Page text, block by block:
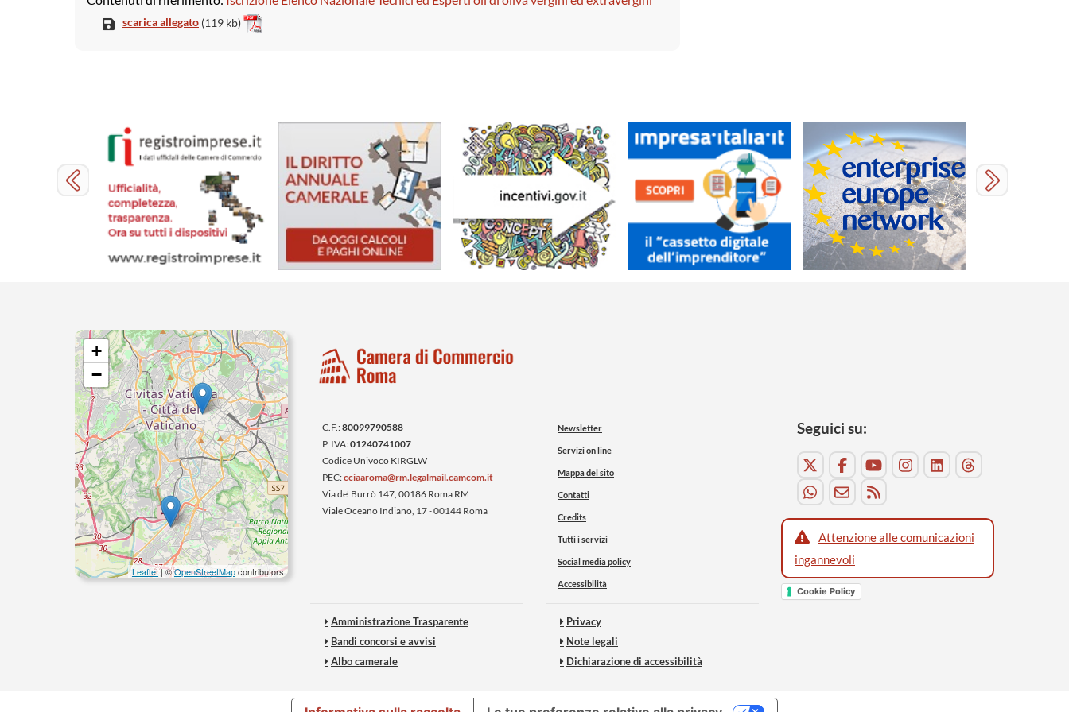
scarica allegato (119 kb)
+
−
Leaflet| ©OpenStreetMapcontributors
C.F.:80099790588
P. IVA:01240741007
Codice Univoco KIRGLW
PEC:cciaaroma@rm.legalmail.camcom.it
Via de' Burrò 147, 00186 Roma RM
Viale Oceano Indiano, 17 - 00144 Roma
Newsletter
Servizi on line
Mappa del sito
Contatti
Credits
Tutti i servizi
Social media policy
Accessibilità
Seguici su:
Attenzione alle comunicazioni
ingannevoli
Cookie Policy
Amministrazione Trasparente
Bandi concorsi e avvisi
Albo camerale
Privacy
Note legali
Dichiarazione di accessibilità